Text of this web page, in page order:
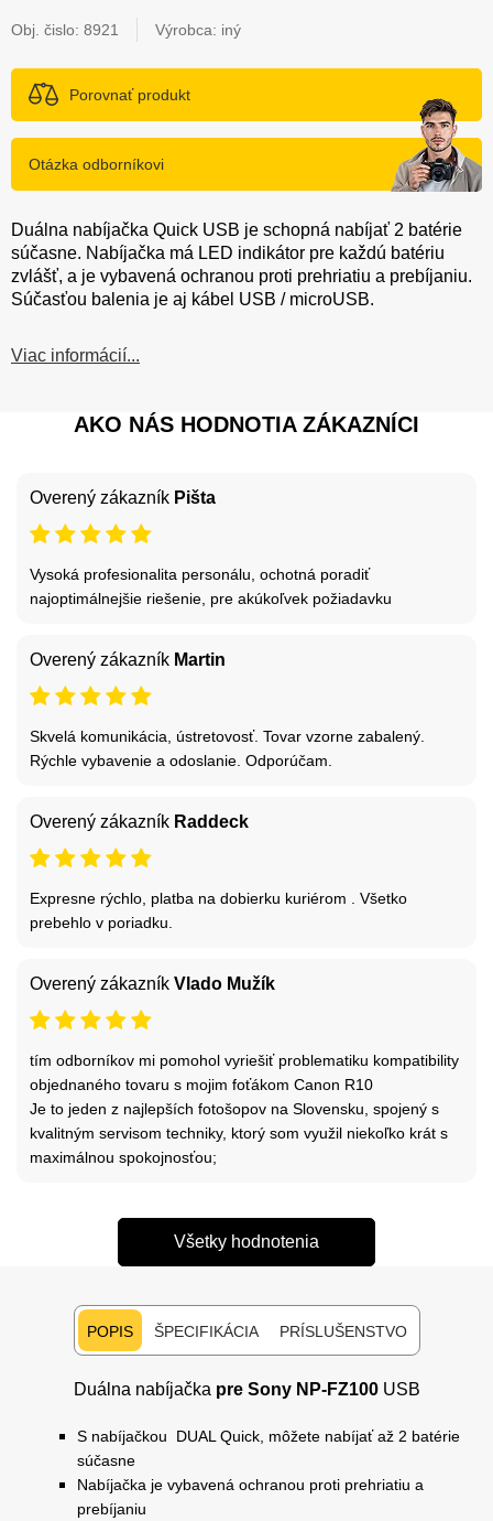
Obj. čislo: 8921 Výrobca: iný
Porovnať produkt
Otázka odborníkovi
Duálna nabíjačka Quick USB je schopná nabíjať 2 batérie
súčasne. Nabíjačka má LED indikátor pre každú batériu
zvlášť, a je vybavená ochranou proti prehriatiu a prebíjaniu.
Súčasťou balenia je aj kábel USB / microUSB.
Viac informácií...
AKO NÁS HODNOTIA ZÁKAZNÍCI
Overený zákazník Pišta
Vysoká profesionalita personálu, ochotná poradiť
najoptimálnejšie riešenie, pre akúkoľvek požiadavku
Overený zákazník Martin
Skvelá komunikácia, ústretovosť. Tovar vzorne zabalený.
Rýchle vybavenie a odoslanie. Odporúčam.
Overený zákazník Raddeck
Expresne rýchlo, platba na dobierku kuriérom . Všetko
prebehlo v poriadku.
Overený zákazník Vlado Mužík
tím odborníkov mi pomohol vyriešiť problematiku kompatibility
objednaného tovaru s mojim foťákom Canon R10
Je to jeden z najlepších fotošopov na Slovensku, spojený s
kvalitným servisom techniky, ktorý som využil niekoľko krát s
maximálnou spokojnosťou;
Všetky hodnotenia
POPIS ŠPECIFIKÁCIA PRÍSLUŠENSTVO
Duálna nabíjačka pre Sony NP-FZ100 USB
S nabíjačkou DUAL Quick, môžete nabíjať až 2 batérie
súčasne
Nabíjačka je vybavená ochranou proti prehriatiu a
prebíjaniu